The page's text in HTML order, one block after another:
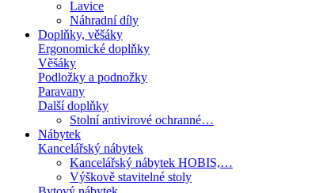
Lavice
Náhradní díly
Doplňky, věšáky
Ergonomické doplňky
Věšáky
Podložky a podnožky
Paravany
Další doplňky
Stolní antivirové ochranné…
Nábytek
Kancelářský nábytek
Kancelářský nábytek HOBIS,…
Výškově stavitelné stoly